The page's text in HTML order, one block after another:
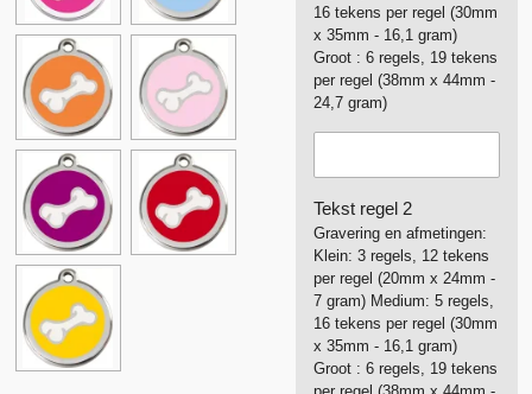
16 tekens per regel (30mm
x 35mm - 16,1 gram)
Groot : 6 regels, 19 tekens
per regel (38mm x 44mm -
24,7 gram)
Tekst regel 2
Gravering en afmetingen:
Klein: 3 regels, 12 tekens
per regel (20mm x 24mm -
7 gram) Medium: 5 regels,
16 tekens per regel (30mm
x 35mm - 16,1 gram)
Groot : 6 regels, 19 tekens